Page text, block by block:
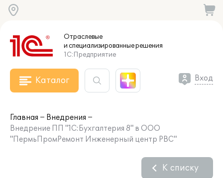
Отраслевые
и специализированныерешения
1С:Предприятие
Каталог Вход
Главная
Внедрения
Внедрение ПП "1С:Бухгалтерия 8" в ООО
"ПермьПромРемонт Инженерный центр РВС"
К списку